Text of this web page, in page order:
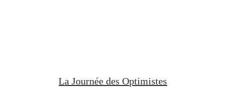
La Journée des Optimistes